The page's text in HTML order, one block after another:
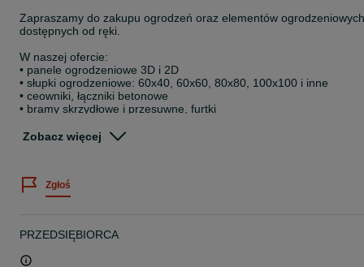
Zapraszamy do zakupu ogrodzeń oraz elementów ogrodzeniowych
dostępnych od ręki.
W naszej ofercie:
• panele ogrodzeniowe 3D i 2D
• słupki ogrodzeniowe: 60x40, 60x60, 80x80, 100x100 i inne
• ceowniki, łączniki betonowe
• bramy skrzydłowe i przesuwne, furtki
• wideodomofony 5Tech
Zobacz więcej
Zgłoś
PRZEDSIĘBIORCA